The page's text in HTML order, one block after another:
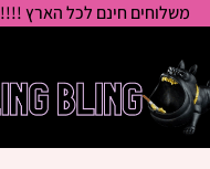
משלוחים חינם לכל הארץ !!!!